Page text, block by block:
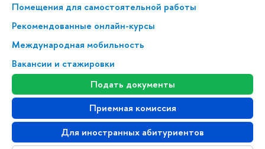
Помещения для самостоятельной работы
Рекомендованные онлайн-курсы
Международная мобильность
Вакансии и стажировки
Подать документы
Приемная комиссия
Для иностранных абитуриентов